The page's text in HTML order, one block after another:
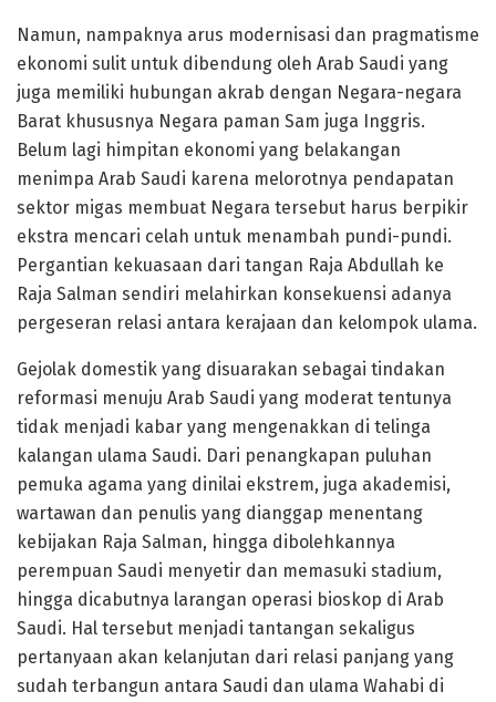
Namun, nampaknya arus modernisasi dan pragmatisme
ekonomi sulit untuk dibendung oleh Arab Saudi yang
juga memiliki hubungan akrab dengan Negara-negara
Barat khususnya Negara paman Sam juga Inggris.
Belum lagi himpitan ekonomi yang belakangan
menimpa Arab Saudi karena melorotnya pendapatan
sektor migas membuat Negara tersebut harus berpikir
ekstra mencari celah untuk menambah pundi-pundi.
Pergantian kekuasaan dari tangan Raja Abdullah ke
Raja Salman sendiri melahirkan konsekuensi adanya
pergeseran relasi antara kerajaan dan kelompok ulama.
Gejolak domestik yang disuarakan sebagai tindakan
reformasi menuju Arab Saudi yang moderat tentunya
tidak menjadi kabar yang mengenakkan di telinga
kalangan ulama Saudi. Dari penangkapan puluhan
pemuka agama yang dinilai ekstrem, juga akademisi,
wartawan dan penulis yang dianggap menentang
kebijakan Raja Salman, hingga dibolehkannya
perempuan Saudi menyetir dan memasuki stadium,
hingga dicabutnya larangan operasi bioskop di Arab
Saudi. Hal tersebut menjadi tantangan sekaligus
pertanyaan akan kelanjutan dari relasi panjang yang
sudah terbangun antara Saudi dan ulama Wahabi di